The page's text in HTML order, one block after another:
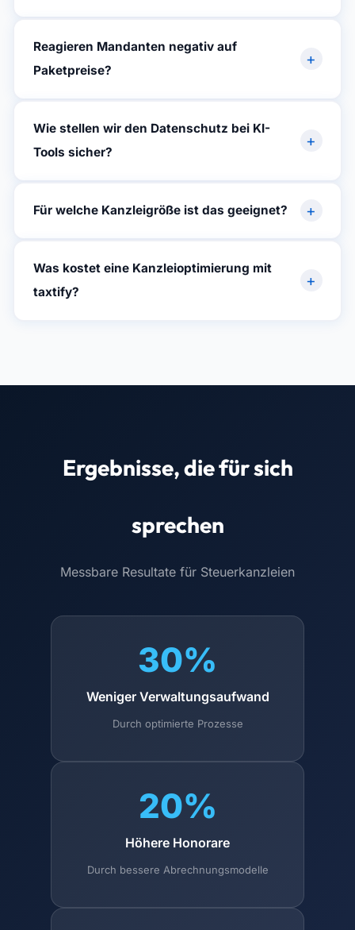
Reagieren Mandanten negativ auf
Paketpreise?
+
Wie stellen wir den Datenschutz bei KI-
Tools sicher?
+
Für welche Kanzleigröße ist das geeignet? +
Was kostet eine Kanzleioptimierung mit
taxtify?
+
Ergebnisse, die für sich
sprechen
Messbare Resultate für Steuerkanzleien
30%
Weniger Verwaltungsaufwand
Durch optimierte Prozesse
20%
Höhere Honorare
Durch bessere Abrechnungsmodelle